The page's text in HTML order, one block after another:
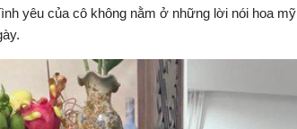
yêu của cô không nằm ở những lời nói hoa